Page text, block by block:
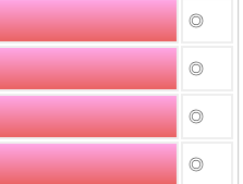
◎
◎
◎
◎